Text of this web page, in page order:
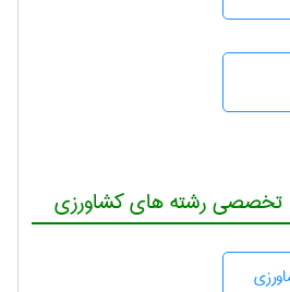
تخصصی رشته های کشاورزی